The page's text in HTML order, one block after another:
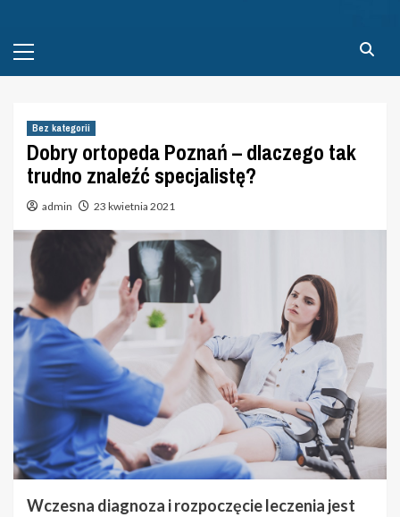
Menu
Bez kategorii
Dobry ortopeda Poznań – dlaczego tak
trudno znaleźć specjalistę?
admin 23 kwietnia 2021
Wczesna diagnoza i rozpoczęcie leczenia jest